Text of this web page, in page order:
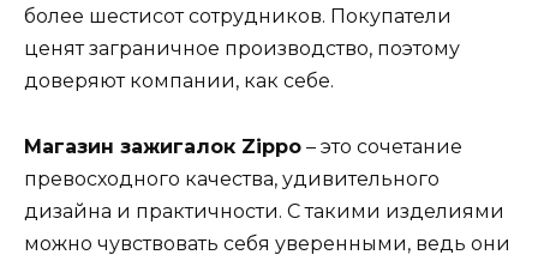
более шестисот сотрудников. Покупатели
ценят заграничное производство, поэтому
доверяют компании, как себе.
Магазин зажигалок Zippo – это сочетание
превосходного качества, удивительного
дизайна и практичности. С такими изделиями
можно чувствовать себя уверенными, ведь они